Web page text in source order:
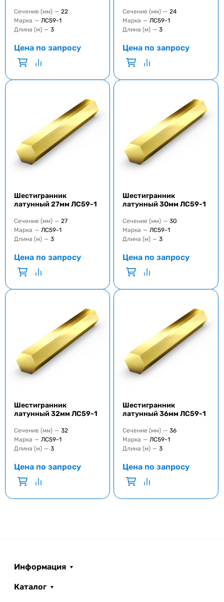
Сечение (мм) — 22
Марка — ЛС59-1
Длина (м) — 3
Цена по запросу
Сечение (мм) — 24
Марка — ЛС59-1
Длина (м) — 3
Цена по запросу
Шестигранник
латунный 27мм ЛС59-1
Сечение (мм) — 27
Марка — ЛС59-1
Длина (м) — 3
Цена по запросу
Шестигранник
латунный 30мм ЛС59-1
Сечение (мм) — 30
Марка — ЛС59-1
Длина (м) — 3
Цена по запросу
Шестигранник
латунный 32мм ЛС59-1
Сечение (мм) — 32
Марка — ЛС59-1
Длина (м) — 3
Цена по запросу
Шестигранник
латунный 36мм ЛС59-1
Сечение (мм) — 36
Марка — ЛС59-1
Длина (м) — 3
Цена по запросу
Информация
Каталог